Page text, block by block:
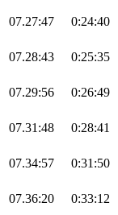
07.27:47 0:24:40
07.28:43 0:25:35
07.29:56 0:26:49
07.31:48 0:28:41
07.34:57 0:31:50
07.36:20 0:33:12